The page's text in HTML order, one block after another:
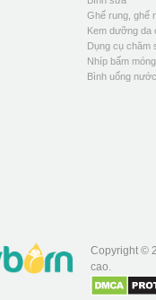
Ghế rung, ghế
Kem dưỡng da
Dụng cụ chăm
Nhíp bấm
Bình uống
Copyright ©
cao.